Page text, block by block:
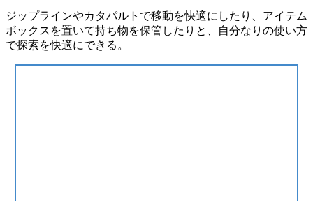
ジップラインやカタパルトで移動を快適にしたり、アイテム
ボックスを置いて持ち物を保管したりと、自分なりの使い方
で探索を快適にできる。